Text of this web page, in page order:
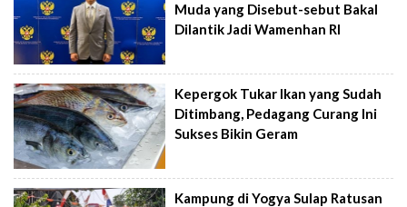
Muda yang Disebut-sebut Bakal
Dilantik Jadi Wamenhan RI
Kepergok Tukar Ikan yang Sudah
Ditimbang, Pedagang Curang Ini
Sukses Bikin Geram
Kampung di Yogya Sulap Ratusan